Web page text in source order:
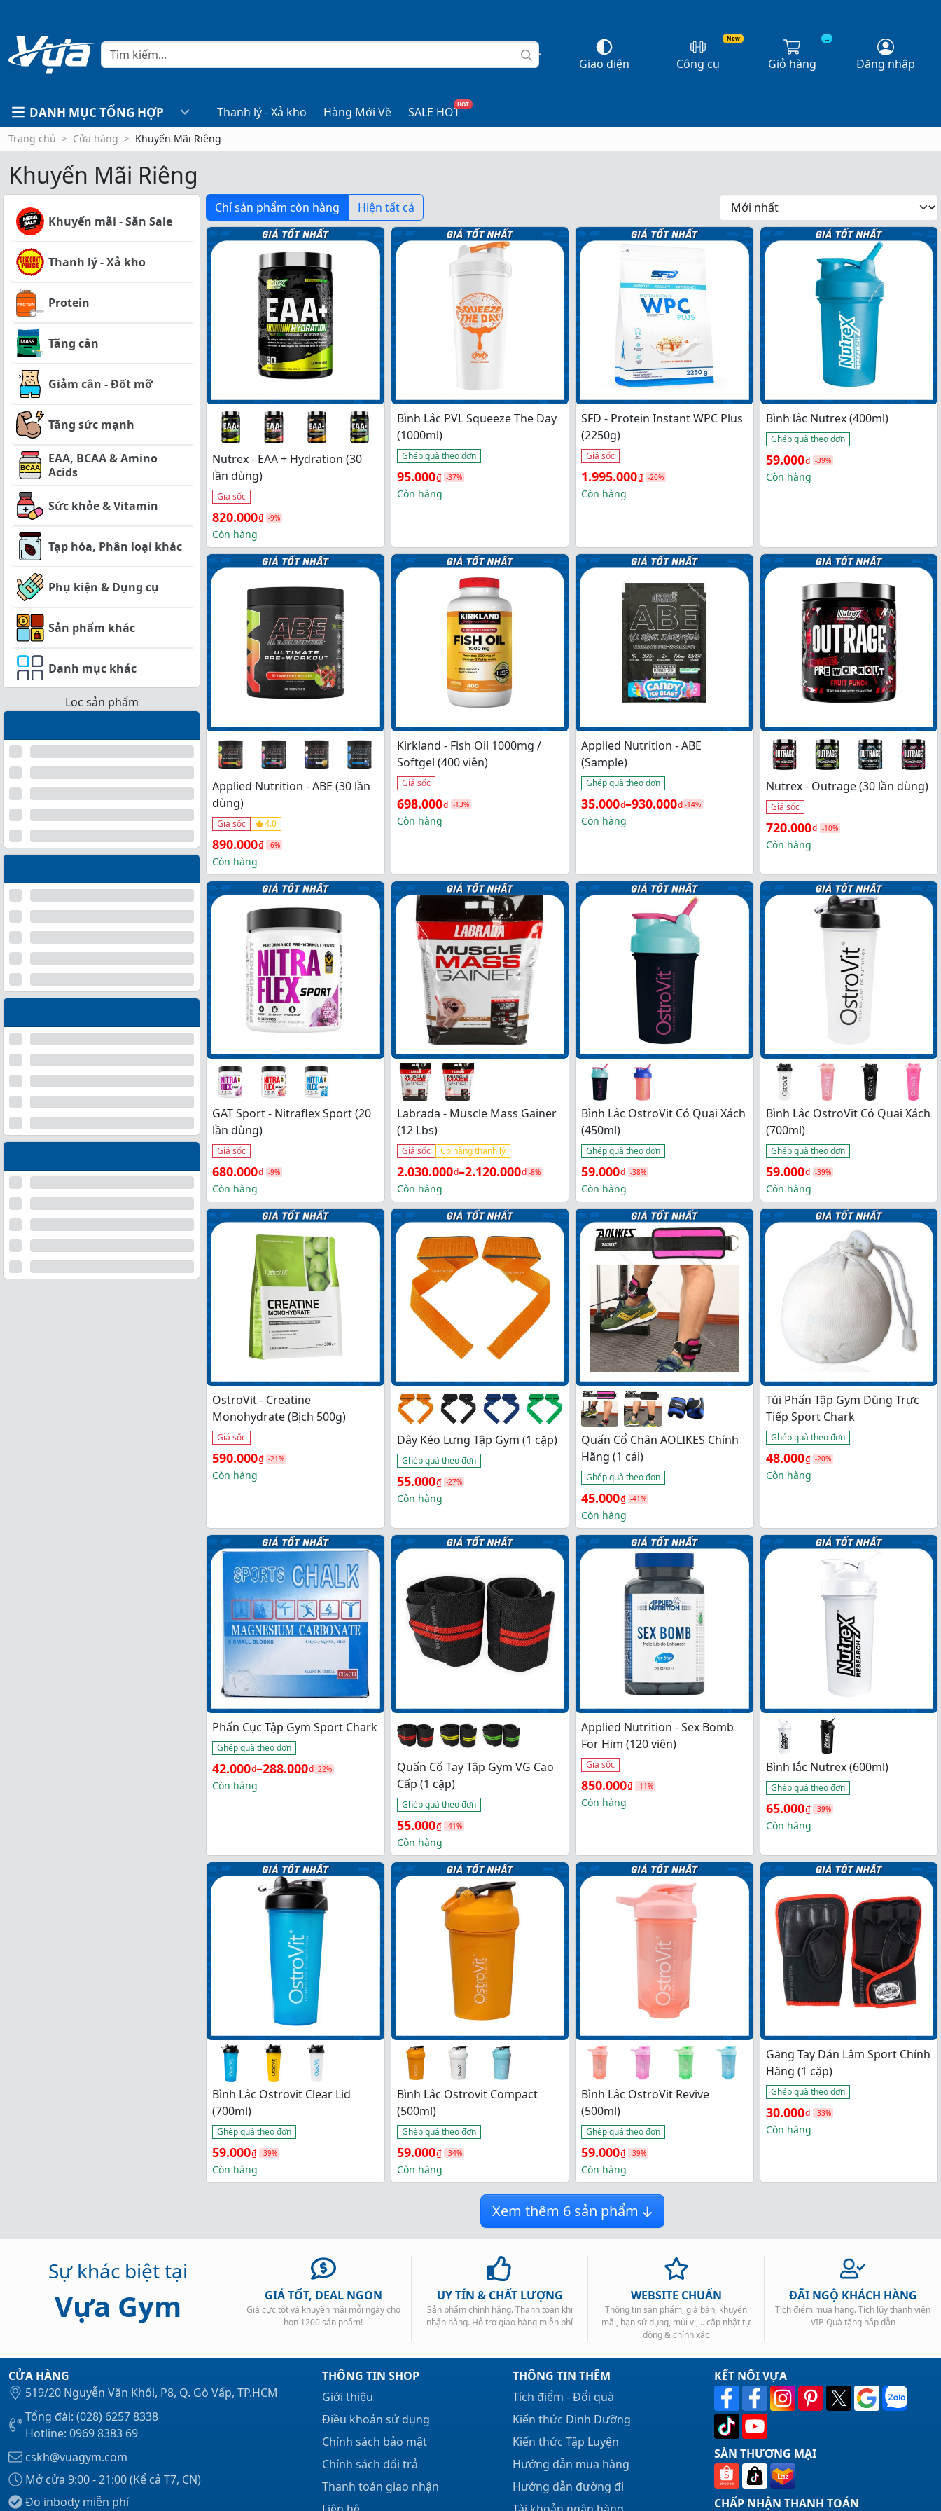
Giao diện
New
Công cụ
...
Giỏ hàng Đăng nhập
DANH MỤC TỔNG HỢP Thanh lý - Xả kho Hàng Mới Về SALE HOT
HOT
Trang chủ Cửa hàng Khuyến Mãi Riêng
Khuyến Mãi Riêng
Khuyến mãi - Săn Sale
Thanh lý - Xả kho
Protein
Tăng cân
Giảm cân - Đốt mỡ
Tăng sức mạnh
EAA, BCAA & Amino
Acids
Sức khỏe & Vitamin
Tạp hóa, Phân loại khác
Phụ kiện & Dụng cụ
Sản phẩm khác
Danh mục khác
Lọc sản phẩm
Chỉ sản phẩm còn hàng Hiện tất cả
Nutrex - EAA + Hydration (30
lần dùng)
Giá sốc
Giá
gốc
là:
900.000₫.
820.000₫
Giá
hiện
tại
là:
820.000₫.
-9%
Còn hàng
Bình Lắc PVL Squeeze The Day
(1000ml)
Ghép quà theo đơn
Giá
gốc
95.000₫
Giá
hiện
95.000₫.
-37%
Còn hàng
SFD - Protein Instant WPC Plus
(2250g)
Giá sốc
Giá
gốc
1.995.000₫
Giá
hiện
1.995.000₫.
-20%
Còn hàng
Bình lắc Nutrex (400ml)
Ghép quà theo đơn
Giá
gốc
59.000₫
Giá
hiện
-39%
Còn hàng
Applied Nutrition - ABE (30 lần
dùng)
Giá sốc 4.0
Giá
gốc
là:
950.000₫.
890.000₫
Giá
hiện
tại
là:
890.000₫.
-6%
Còn hàng
Kirkland - Fish Oil 1000mg /
Softgel (400 viên)
Giá sốc
Giá
gốc
698.000₫
Giá
hiện
698.000₫.
-13%
Còn hàng
Applied Nutrition - ABE
(Sample)
Ghép quà theo đơn
35.000₫–930.000₫
Khoảng
giá:
đến
930.000₫
-14%
Còn hàng
Nutrex - Outrage (30 lần dùng)
Giá sốc
Giá
gốc
800.000₫.
720.000₫
Giá
hiện
là:
720.000₫.
-10%
Còn hàng
GAT Sport - Nitraflex Sport (20
lần dùng)
Giá sốc
Giá
gốc
là:
750.000₫.
680.000₫
Giá
hiện
tại
là:
680.000₫.
-9%
Còn hàng
Labrada - Muscle Mass Gainer
(12 Lbs)
Giá sốc Có hàng thanh lý
2.030.000₫–2.120.000₫
Khoảng
giá:
từ
2.030.000₫
đến
2.120.000₫
-8%
Còn hàng
Bình Lắc OstroVit Có Quai Xách
(450ml)
Ghép quà theo đơn
Giá
gốc
là:
95.000₫.
59.000₫
Giá
hiện
tại
là:
59.000₫.
-38%
Còn hàng
Bình Lắc OstroVit Có Quai Xách
(700ml)
Ghép quà theo đơn
Giá
gốc
là:
96.000₫.
59.000₫
Giá
hiện
tại
là:
-39%
Còn hàng
OstroVit - Creatine
Monohydrate (Bịch 500g)
Giá sốc
Giá
gốc
590.000₫
Giá
hiện
590.000₫.
-21%
Còn hàng
Dây Kéo Lưng Tập Gym (1 cặp)
Ghép quà theo đơn
Giá
gốc
75.000₫.
55.000₫
Giá
hiện
là:
55.000₫.
-27%
Còn hàng
Quấn Cổ Chân AOLIKES Chính
Hãng (1 cái)
Ghép quà theo đơn
Giá
gốc
là:
76.000₫.
45.000₫
Giá
hiện
tại
là:
-41%
Còn hàng
Túi Phấn Tập Gym Dùng Trực
Tiếp Sport Chark
Ghép quà theo đơn
Giá
gốc
48.000₫
Giá
hiện
48.000₫.
-20%
Còn hàng
Phấn Cục Tập Gym Sport Chark
Ghép quà theo đơn
42.000₫–288.000₫
Khoảng
giá:
288.000₫
-22%
Còn hàng
Quấn Cổ Tay Tập Gym VG Cao
Cấp (1 cặp)
Ghép quà theo đơn
Giá
gốc
là:
94.000₫.
55.000₫
Giá
hiện
tại
là:
55.000₫.
-41%
Còn hàng
Applied Nutrition - Sex Bomb
For Him (120 viên)
Giá sốc
Giá
gốc
850.000₫
Giá
hiện
850.000₫.
-11%
Còn hàng
Bình lắc Nutrex (600ml)
Ghép quà theo đơn
Giá
gốc
107.000₫.
65.000₫
Giá
hiện
là:
65.000₫.
-39%
Còn hàng
Bình Lắc Ostrovit Clear Lid
(700ml)
Ghép quà theo đơn
Giá
gốc
59.000₫
Giá
hiện
-39%
Còn hàng
Bình Lắc Ostrovit Compact
(500ml)
Ghép quà theo đơn
Giá
gốc
59.000₫
Giá
hiện
-34%
Còn hàng
Bình Lắc OstroVit Revive
(500ml)
Ghép quà theo đơn
Giá
gốc
96.000₫.
59.000₫
Giá
hiện
là:
59.000₫.
-39%
Còn hàng
Găng Tay Dán Lâm Sport Chính
Hãng (1 cặp)
Ghép quà theo đơn
Giá
gốc
30.000₫
Giá
hiện
30.000₫.
-33%
Còn hàng
Xem thêm 6sản phẩm
Sự khác biệt tại
Vựa Gym GIÁ TỐT, DEAL NGON
Giá cực tốt và khuyến mãi mỗi ngày cho
hơn 1200 sản phẩm!
UY TÍN & CHẤT LƯỢNG
Sản phẩm chính hãng. Thanh toán khi
nhận hàng. Hỗ trợ giao hàng miễn phí
WEBSITE CHUẨN
Thông tin sản phẩm, giá bán, khuyến
mãi, hạn sử dụng, mùi vị,... cập nhật tự
động & chính xác
ĐÃI NGỘ KHÁCH HÀNG
Tích điểm mua hàng. Tích lũy thành viên
VIP. Quà tặng hấp dẫn
CỬA HÀNG
519/20 Nguyễn Văn Khối, P8, Q. Gò Vấp, TP.HCM
Tổng đài: (028) 6257 8338
Hotline: 0969 8383 69
cskh@vuagym.com
Mở cửa 9:00 - 21:00 (Kể cả T7, CN)
Đo inbody miễn phí
THÔNG TIN SHOP
Giới thiệu
Điều khoản sử dụng
Chính sách bảo mật
Chính sách đổi trả
Thanh toán giao nhận
THÔNG TIN THÊM
Tích điểm - Đổi quà
Kiến thức Dinh Dưỡng
Kiến thức Tập Luyện
Hướng dẫn mua hàng
Hướng dẫn đường đi
KẾT NỐI VỰA
SÀN THƯƠNG MẠI
CHẤP NHẬN THANH TOÁN